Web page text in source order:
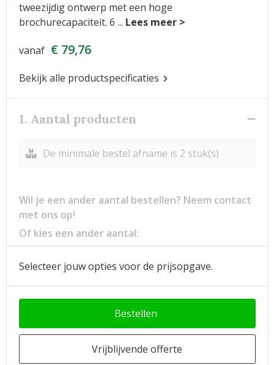
tweezijdig ontwerp met een hoge
brochurecapaciteit. 6 ...
vanaf € 79,76
Bekijk alle productspecificaties
1. Aantal producten
De minimale bestel afname is 2 stuk(s)
Wil je een ander aantal bestellen? Neem contact
met ons op!
Of kies een ander aantal:
Selecteer jouw opties voor de prijsopgave.
Bestellen
Vrijblijvende offerte